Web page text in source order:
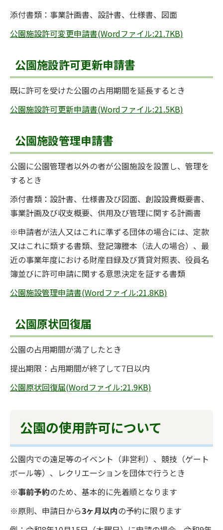
添付書類：事業計画書、設計書、仕様書、図面
公園施設許可変更申請書(Wordファイル:21.7KB)
公園施設許可更新申請書
既に許可を受けた公園の占用期間を延長するとき
公園施設許可更新申請書(Wordファイル:21.5KB)
公園施設管理申請書
公園に公園管理者以外の者が公園施設を設置し、管理を
するとき
添付書類：設計書、仕様書及び図面、創設設費概要書、
事業計画及び収支概要、供用及び管理に関する計画書
※申請者が法人又はこれに準ずる団体の場合には、定款
又はこれに類する書類、登記簿謄本（法人の場合）、最
近の事業年度における財産目録及び賃貸対照表、役員名
簿並びに許可申請に関する意思決定を証する書類
公園施設管理申請書(Wordファイル:21.8KB)
公園原状回復届
公園の占用期間が満了したとき
提出期限：占用期間が終了して7日以内
公園原状回復届(Wordファイル:21.9KB)
公園の使用許可について
公園内での遠足等のイベント（非営利）、競技（ゲート
ボール等）、レクリエーションを団体で行うとき
※事前予約のため、基本的に先着順となります
※原則、申請日から3ヶ月以内の予約に限ります